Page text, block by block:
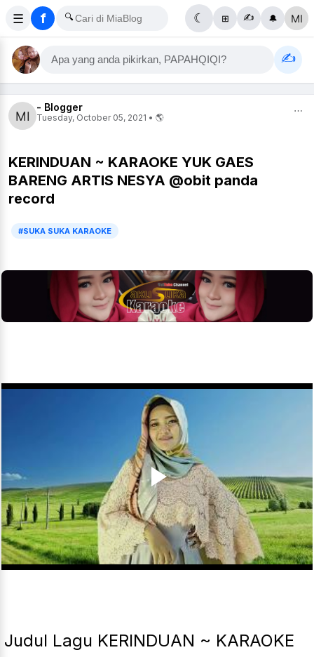
☰ f 🔍 ☾ ⊞ ✍️ 🔔
Apa yang anda pikirkan, PAPAHQIQI? ✍️
- Blogger
Tuesday, October 05, 2021 • 🌎
⋯
KERINDUAN ~ KARAOKE YUK GAES
BARENG ARTIS NESYA @obit panda
record
#SUKA SUKA KARAOKE
Judul Lagu KERINDUAN ~ KARAOKE